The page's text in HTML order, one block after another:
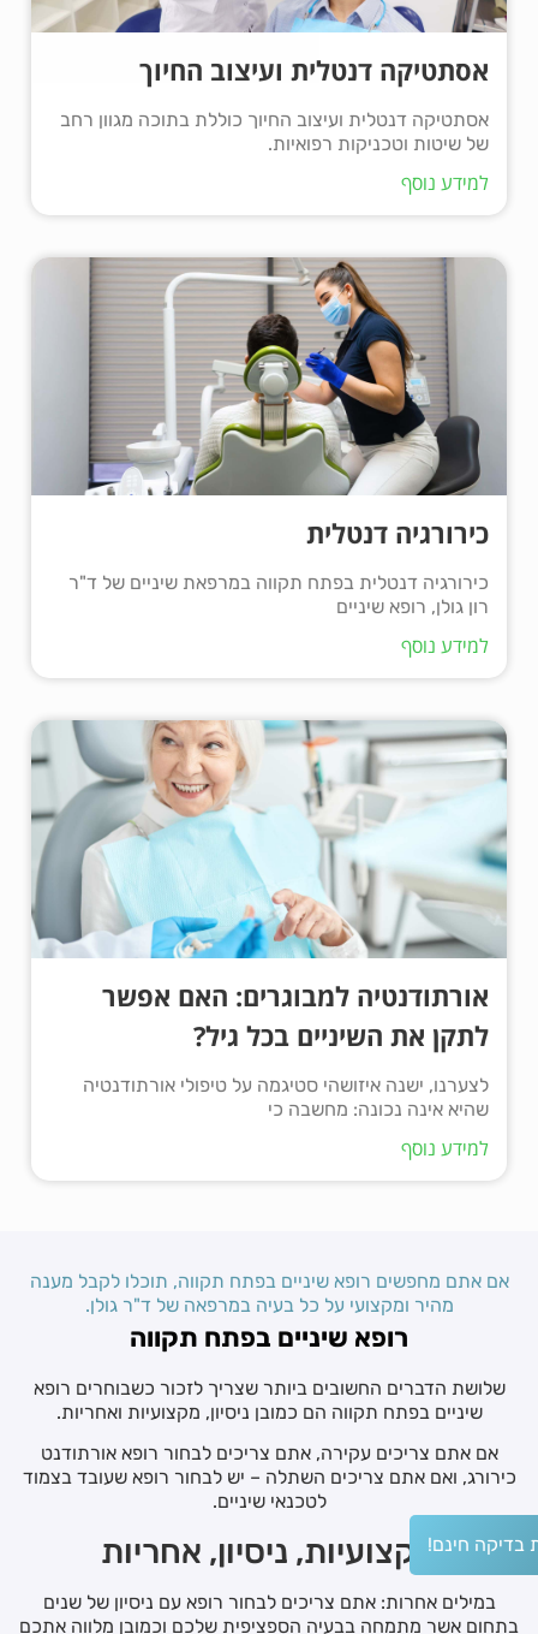
בדיקה חינם!
אסתטיקה דנטלית ועיצוב החיוך
אסתטיקה דנטלית ועיצוב החיוך כוללת בתוכה מגוון רחב
של שיטות וטכניקות רפואיות.
למידע נוסף
כירורגיה דנטלית
כירורגיה דנטלית בפתח תקווה במרפאת שיניים של ד"ר
רון גולן, רופא שיניים
למידע נוסף
אורתודנטיה למבוגרים: האם אפשר
לתקן את השיניים בכל גיל?
לצערנו, ישנה איזושהי סטיגמה על טיפולי אורתודנטיה
שהיא אינה נכונה: מחשבה כי
למידע נוסף
אם אתם מחפשים רופא שיניים בפתח תקווה, תוכלו לקבל מענה
מהיר ומקצועי על כל בעיה במרפאה של ד"ר גולן.
רופא שיניים בפתח תקווה
שלושת הדברים החשובים ביותר שצריך לזכור כשבוחרים רופא
שיניים בפתח תקווה הם כמובן ניסיון, מקצועיות ואחריות.
אם אתם צריכים עקירה, אתם צריכים לבחור רופא אורתודנט
כירורג, ואם אתם צריכים השתלה – יש לבחור רופא שעובד בצמוד
לטכנאי שיניים.
מקצועיות, ניסיון, אחריות
במילים אחרות: אתם צריכים לבחור רופא עם ניסיון של שנים
בתחום אשר מתמחה בבעיה הספציפית שלכם וכמובן מלווה אתכם